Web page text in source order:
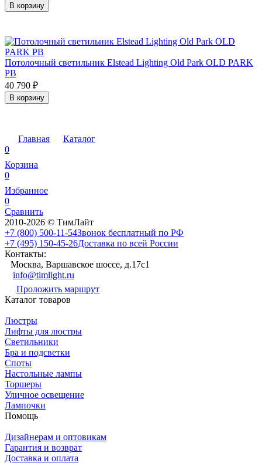
В корзину
Потолочный светильник Elstead Lighting Old Park OLD PARK
PB
40 790 ₽
В корзину
Главная
Каталог
0
Корзина
0
Избранное
0
Сравнить
2010-2026 © ТимЛайт
+7 (800) 500-11-54Звонок бесплатный по РФ
+7 (495) 150-45-26Доставка по всей России
Контакты:
Москва, Варшавское шоссе, д.17c1
info@timlight.ru
Проложить маршрут
Каталог товаров
Люстры
Лифты для люстры
Светильники
Бра и подсветки
Споты
Настольные лампы
Торшеры
Уличное освещение
Лампочки
Помощь
Дизайнерам и оптовикам
Гарантия и возврат
Доставка и оплата